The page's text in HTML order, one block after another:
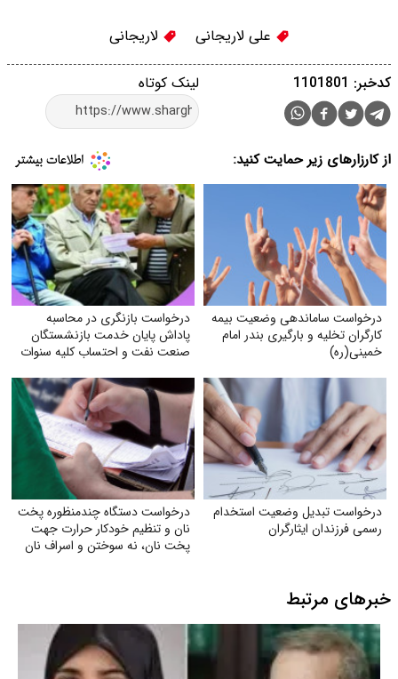
علی لاریجانی لاریجانی
لینک کوتاه کدخبر: 1101801
از کارزارهای زیر حمایت کنید:
درخواست ساماندهی وضعیت بیمه
کارگران تخلیه و بارگیری بندر امام
خمینی‌(ره)
درخواست بازنگری در محاسبه
پاداش پایان خدمت بازنشستگان
صنعت نفت و احتساب کلیه سنوات
درخواست تبدیل وضعیت استخدام
رسمی فرزندان ایثارگران
درخواست دستگاه چندمنظوره پخت
نان و تنظیم خودکار حرارت جهت
پخت نان، نه سوختن و اسراف نان
خبرهای مرتبط